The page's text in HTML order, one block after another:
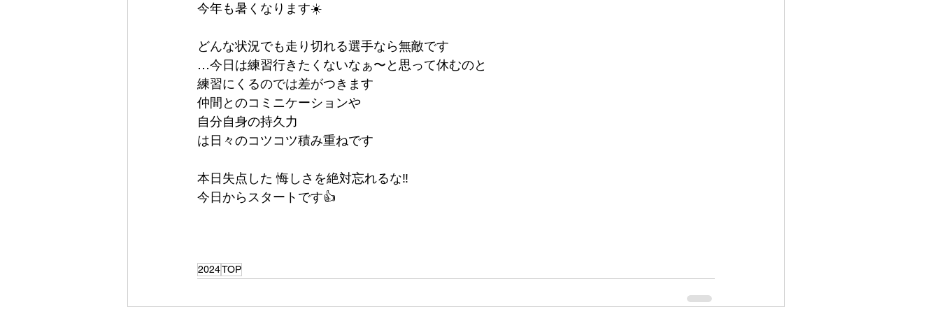
今年も暑くなります☀️
どんな状況でも走り切れる選手なら無敵です
…今日は練習行きたくないなぁ〜と思って休むのと
練習にくるのでは差がつきます
仲間とのコミニケーションや
自分自身の持久力
は日々のコツコツ積み重ねです
本日失点した 悔しさを絶対忘れるな‼️
今日からスタートです👍
2024TOP